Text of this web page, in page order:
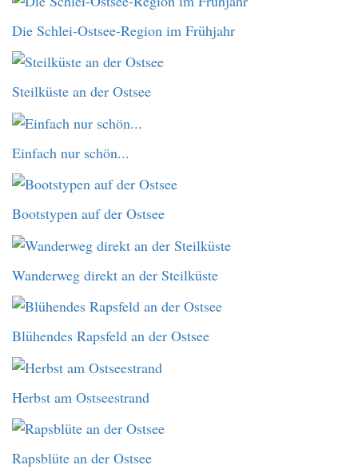
Die Schlei-Ostsee-Region im Frühjahr
Steilküste an der Ostsee
Einfach nur schön...
Bootstypen auf der Ostsee
Wanderweg direkt an der Steilküste
Blühendes Rapsfeld an der Ostsee
Herbst am Ostseestrand
Rapsblüte an der Ostsee